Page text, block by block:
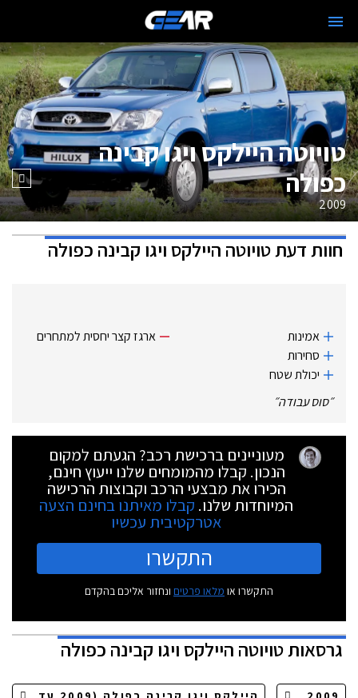
טויוטה היילקס ויגו קבינה
כפולה
2009
חוות דעתטויוטה היילקס ויגו קבינה כפולה
אמינות
סחירות
יכולת שטח
ארגז קצר יחסית למתחרים
״סוס עבודה״
מעוניינים ברכישת רכב? הגעתם למקום
הנכון. קבלו מהמומחים שלנו ייעוץ חינם,
הכירו את מבצעי הרכב וקבוצות הרכישה
המיוחדות שלנו. קבלו מאיתנו בחינם הצעה
אטרקטיבית עכשיו
התקשרו
התקשרו או מלאו פרטים ונחזור אליכם בהקדם
גרסאותטויוטה היילקס ויגו קבינה כפולה